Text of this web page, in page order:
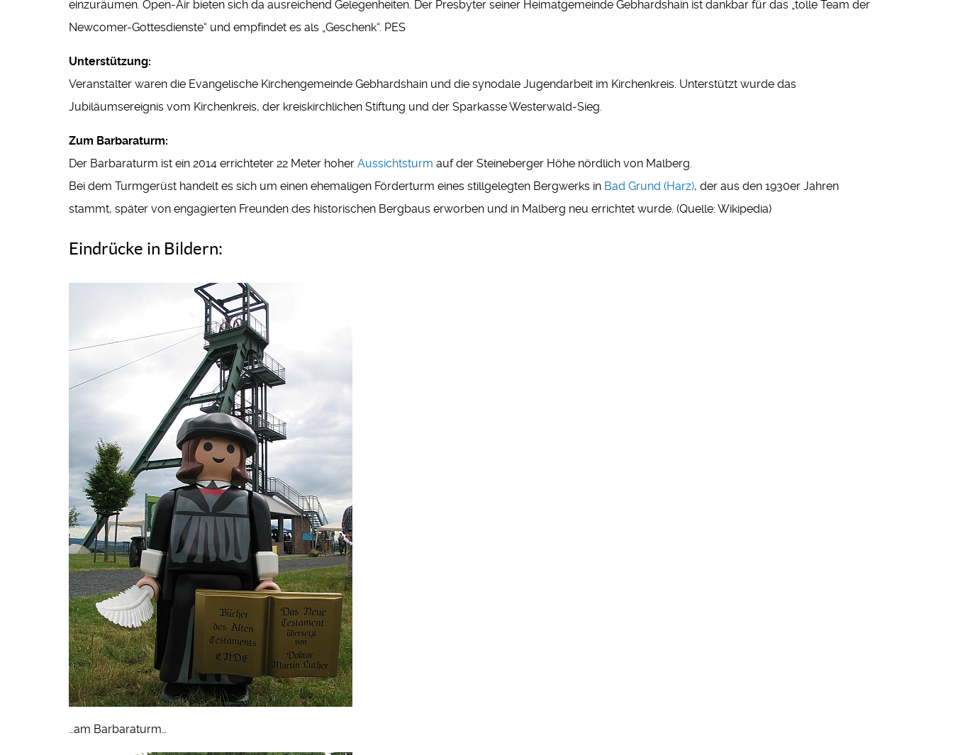
einzuräumen. Open-Air bieten sich da ausreichend Gelegenheiten. Der Presbyter seiner Heimatgemeinde Gebhardshain ist dankbar für das „tolle Team der
Newcomer-Gottesdienste“ und empfindet es als „Geschenk“. PES
Unterstützung:
Veranstalter waren die Evangelische Kirchengemeinde Gebhardshain und die synodale Jugendarbeit im Kirchenkreis. Unterstützt wurde das
Jubiläumsereignis vom Kirchenkreis, der kreiskirchlichen Stiftung und der Sparkasse Westerwald-Sieg.
Zum Barbaraturm:
Der Barbaraturm ist ein 2014 errichteter 22 Meter hoher Aussichtsturm auf der Steineberger Höhe nördlich von Malberg.
Bei dem Turmgerüst handelt es sich um einen ehemaligen Förderturm eines stillgelegten Bergwerks in Bad Grund (Harz), der aus den 1930er Jahren
stammt, später von engagierten Freunden des historischen Bergbaus erworben und in Malberg neu errichtet wurde. (Quelle: Wikipedia)
Eindrücke in Bildern:
…am Barbaraturm…